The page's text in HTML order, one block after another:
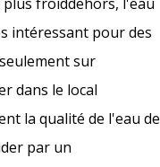
intéressant pour des
sur
dans le local
la qualité de l'eau de
par un